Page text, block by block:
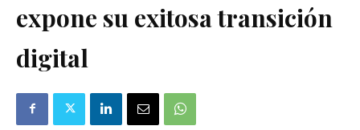
expone su exitosa transición
digital